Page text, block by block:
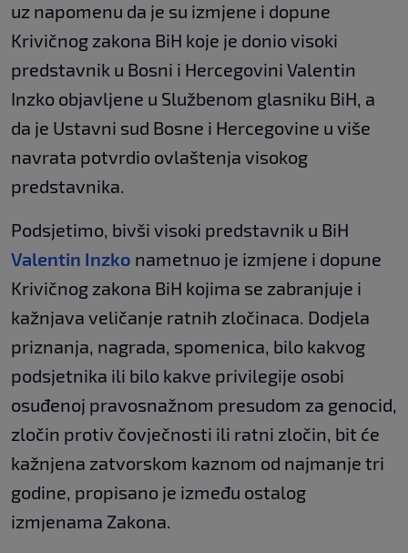
uz napomenu da je su izmjene i dopune
Krivičnog zakona BiH koje je donio visoki
predstavnik u Bosni i Hercegovini Valentin
Inzko objavljene u Službenom glasniku BiH, a
da je Ustavni sud Bosne i Hercegovine u više
navrata potvrdio ovlaštenja visokog
predstavnika.
Podsjetimo, bivši visoki predstavnik u BiH
Valentin Inzko nametnuo je izmjene i dopune
Krivičnog zakona BiH kojima se zabranjuje i
kažnjava veličanje ratnih zločinaca. Dodjela
priznanja, nagrada, spomenica, bilo kakvog
podsjetnika ili bilo kakve privilegije osobi
osuđenoj pravosnažnom presudom za genocid,
zločin protiv čovječnosti ili ratni zločin, bit će
kažnjena zatvorskom kaznom od najmanje tri
godine, propisano je između ostalog
izmjenama Zakona.